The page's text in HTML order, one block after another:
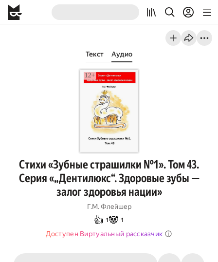
Текст Аудио
Стихи «Зубные страшилки №1». Том 43.
Серия «„Дентилюкс“. Здоровые зубы —
залог здоровья нации»
Г.М. Флейшер
👍 1🐼 1
Доступен Виртуальный рассказчик